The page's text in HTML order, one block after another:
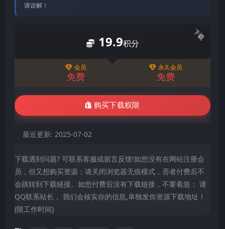
请谅解！
下载
19.9积分
会员
免费
永久会员
免费
购买下载权限
最近更新: 2025-07-02
下载遇到问题? 可联系客服或留言反馈!如您没有在网站注册会
员，但又想购买资源；请关闭浏览器无痕模式，否者付费后不
会跳转到下载链接。如您付费后没有下载链接，不要着急； 请
QQ联系站长， 我们会核实你的信息,单独发你资源下载地址！
(限工作时间)